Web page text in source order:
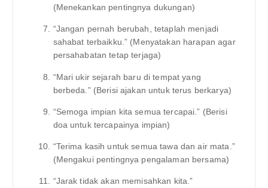
(Menekankan pentingnya dukungan)
“Jangan pernah berubah, tetaplah menjadi
sahabat terbaikku.” (Menyatakan harapan agar
persahabatan tetap terjaga)
“Mari ukir sejarah baru di tempat yang
berbeda.” (Berisi ajakan untuk terus berkarya)
“Semoga impian kita semua tercapai.” (Berisi
doa untuk tercapainya impian)
“Terima kasih untuk semua tawa dan air mata.”
(Mengakui pentingnya pengalaman bersama)
“Jarak tidak akan memisahkan kita.”